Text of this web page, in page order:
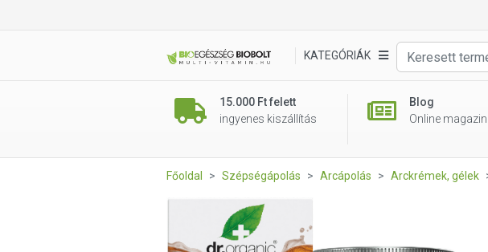
KATEGÓRIÁK
15.000 Ft felett
ingyenes kiszállítás
Blog
Online magazin
Főoldal Szépségápolás Arcápolás Arckrémek, gélek